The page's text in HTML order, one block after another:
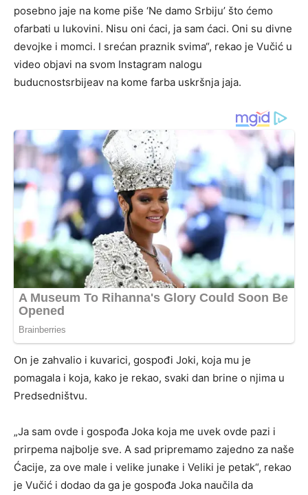
posebno jaje na kome piše ‘Ne damo Srbiju’ što ćemo
ofarbati u lukovini. Nisu oni ćaci, ja sam ćaci. Oni su divne
devojke i momci. I srećan praznik svima“, rekao je Vučić u
video objavi na svom Instagram nalogu
buducnostsrbijeav na kome farba uskršnja jaja.
On je zahvalio i kuvarici, gospođi Joki, koja mu je
pomagala i koja, kako je rekao, svaki dan brine o njima u
Predsedništvu.
„Ja sam ovde i gospođa Joka koja me uvek ovde pazi i
prirpema najbolje sve. A sad pripremamo zajedno za naše
Ćacije, za ove male i velike junake i Veliki je petak“, rekao
je Vučić i dodao da ga je gospođa Joka naučila da